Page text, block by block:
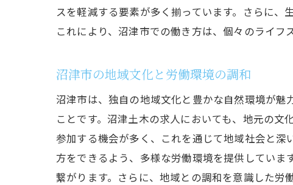
スを軽減する要素が多く揃っています。さらに、
これにより、沼津市での働き方は、個々のライフ
沼津市の地域文化と労働環境の調和
沼津市は、独自の地域文化と豊かな自然環境が
ことです。沼津土木の求人においても、地元の
参加する機会が多く、これを通じて地域社会と
方をできるよう、多様な労働環境を提供してい
繋がります。さらに、地域との調和を意識した